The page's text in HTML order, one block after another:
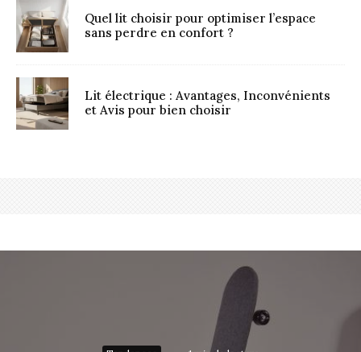
Quel lit choisir pour optimiser l’espace
sans perdre en confort ?
Lit électrique : Avantages, Inconvénients
et Avis pour bien choisir